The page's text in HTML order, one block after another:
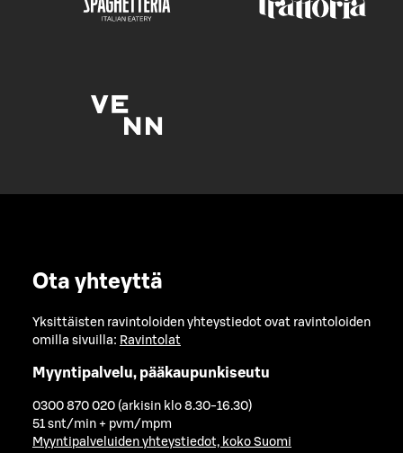
Ota yhteyttä
Yksittäisten ravintoloiden yhteystiedot ovat ravintoloiden
omilla sivuilla: Ravintolat
Myyntipalvelu, pääkaupunkiseutu
0300 870 020 (arkisin klo 8.30-16.30)
51 snt/min + pvm/mpm
Myyntipalveluiden yhteystiedot, koko Suomi